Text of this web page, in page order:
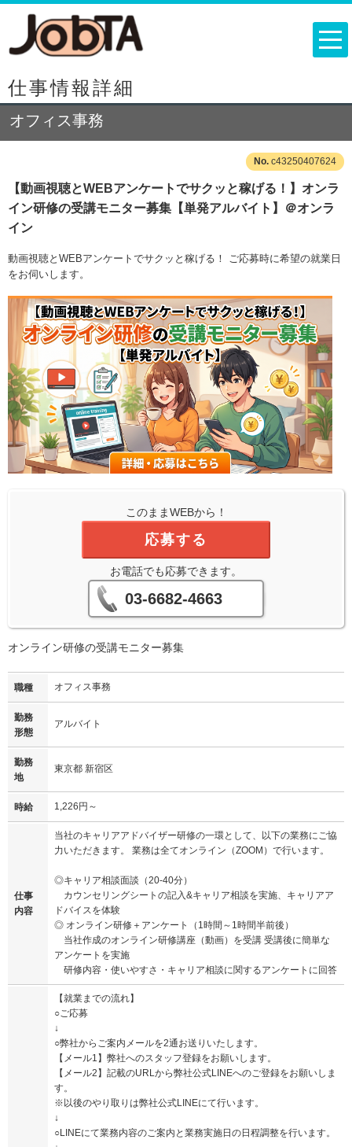
仕事情報詳細
オフィス事務
c43250407624
【動画視聴とWEBアンケートでサクッと稼げる！】オンラ
イン研修の受講モニター募集【単発アルバイト】＠オンラ
イン
動画視聴とWEBアンケートでサクッと稼げる！ ご応募時に希望の就業日
をお伺いします。
このままWEBから！
応募する
お電話でも応募できます。
03-6682-4663
オンライン研修の受講モニター募集
職種 オフィス事務
勤務
形態
アルバイト
勤務
地
東京都 新宿区
時給 1,226円～
仕事
内容
当社のキャリアアドバイザー研修の一環として、以下の業務にご協
力いただきます。 業務は全てオンライン（ZOOM）で行います。
◎キャリア相談面談（20-40分）
カウンセリングシートの記入&キャリア相談を実施、キャリアア
ドバイスを体験
◎ オンライン研修＋アンケート（1時間～1時間半前後）
当社作成のオンライン研修講座（動画）を受講 受講後に簡単な
アンケートを実施
研修内容・使いやすさ・キャリア相談に関するアンケートに回答
【就業までの流れ】
○ご応募
↓
○弊社からご案内メールを2通お送りいたします。
【メール1】弊社へのスタッフ登録をお願いします。
【メール2】記載のURLから弊社公式LINEへのご登録をお願いしま
す。
※以後のやり取りは弊社公式LINEにて行います。
↓
○LINEにて業務内容のご案内と業務実施日の日程調整を行います。